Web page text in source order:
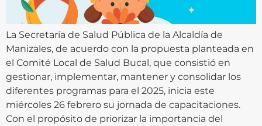
La Secretaría de Salud Pública de la Alcaldía de
Manizales, de acuerdo con la propuesta planteada en
el Comité Local de Salud Bucal, que consistió en
gestionar, implementar, mantener y consolidar los
diferentes programas para el 2025, inicia este
miércoles 26 febrero su jornada de capacitaciones.
Con el propósito de priorizar la importancia del